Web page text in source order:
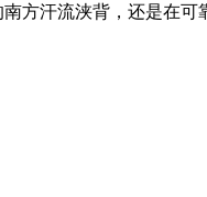
方汗流浃背，还是在可